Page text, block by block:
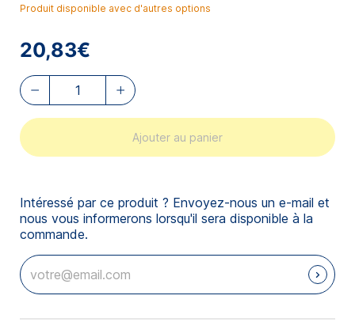
Produit disponible avec d'autres options
20,83€
Ajouter au panier
Intéressé par ce produit ? Envoyez-nous un e-mail et
nous vous informerons lorsqu'il sera disponible à la
commande.